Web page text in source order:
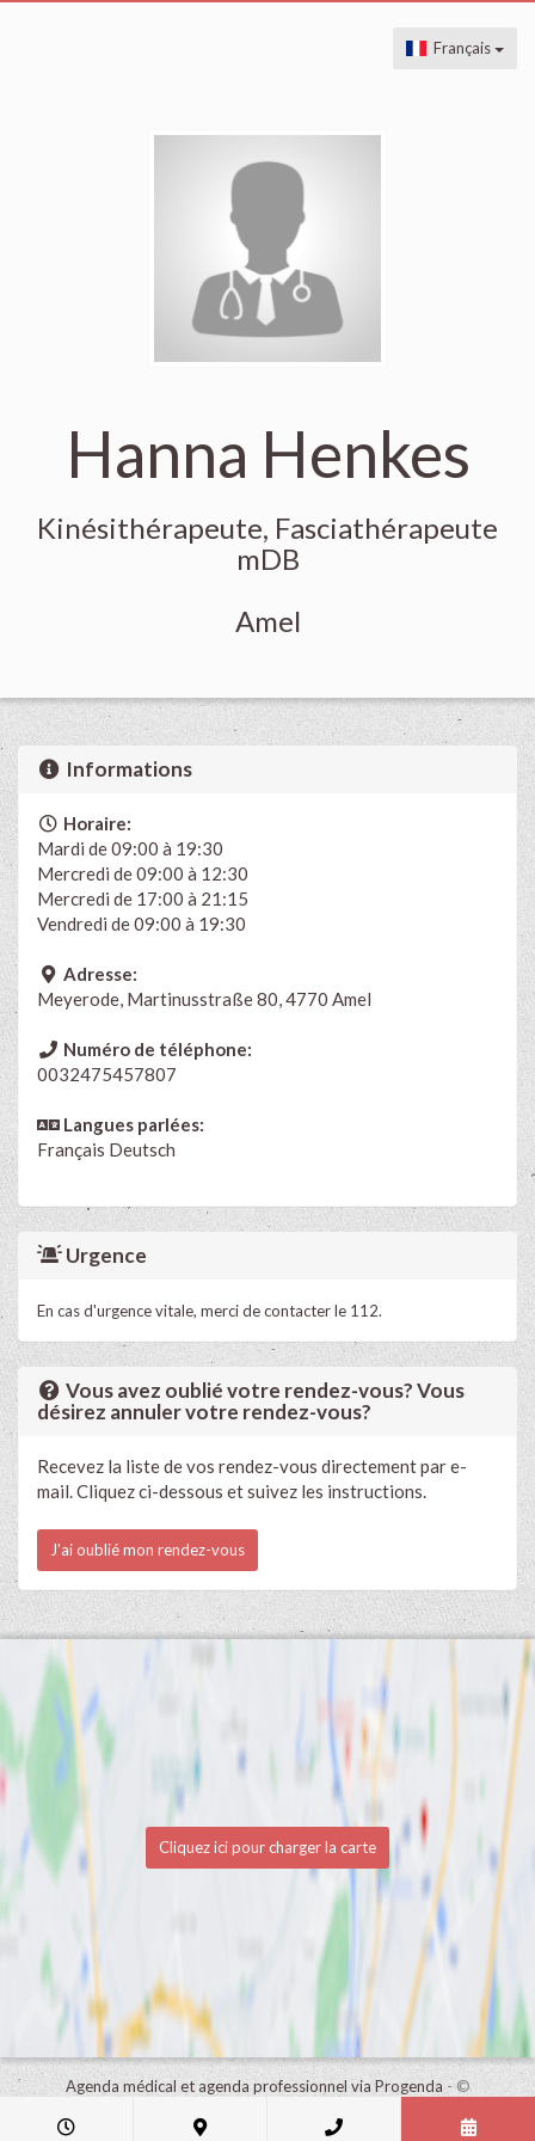
Français
Hanna Henkes
Kinésithérapeute, Fasciathérapeute
mDB
Amel
Informations
Horaire:
Mardi de 09:00 à 19:30
Mercredi de 09:00 à 12:30
Mercredi de 17:00 à 21:15
Vendredi de 09:00 à 19:30
Adresse:
Meyerode, Martinusstraße 80, 4770 Amel
Numéro de téléphone:
0032475457807
Langues parlées:
Français Deutsch
Urgence
En cas d'urgence vitale, merci de contacter le 112.
Vous avez oublié votre rendez-vous? Vous
désirez annuler votre rendez-vous?
Recevez la liste de vos rendez-vous directement par e-
mail. Cliquez ci-dessous et suivez les instructions.
J'ai oublié mon rendez-vous
Cliquez ici pour charger la carte
Agenda médical et agenda professionnel via Progenda - ©